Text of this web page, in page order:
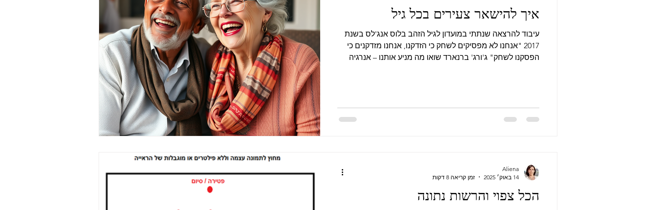
איך להישאר צעירים בכל גיל
עיבוד להרצאה שנתתי במועדון לגיל הזהב בלוס אנג'לס בשנת
2017 "אנחנו לא מפסיקים לשחק כי הזדקנו, אנחנו מזדקנים כי
הפסקנו לשחק" ג'ורג' ברנארד שואו מה מניע אותנו – אנרגיה
אנרגיה של עשיה, של פעולה, של התקדמות. וזה יכול להיות בכל
הכל צפוי והרשות נתונה
Aliena
14 באוק׳ 2025
זמן קריאה 8 דקות